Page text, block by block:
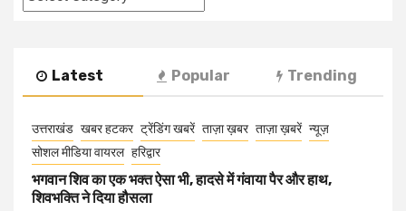
Latest Popular Trending
उत्तराखंड खबर हटकर ट्रेंडिंग खबरें ताज़ा ख़बर ताज़ा ख़बरें न्यूज़
सोशल मीडिया वायरल हरिद्वार
भगवान शिव का एक भक्त ऐसा भी, हादसे में गंवाया पैर और हाथ,
शिवभक्ति ने दिया हौसला